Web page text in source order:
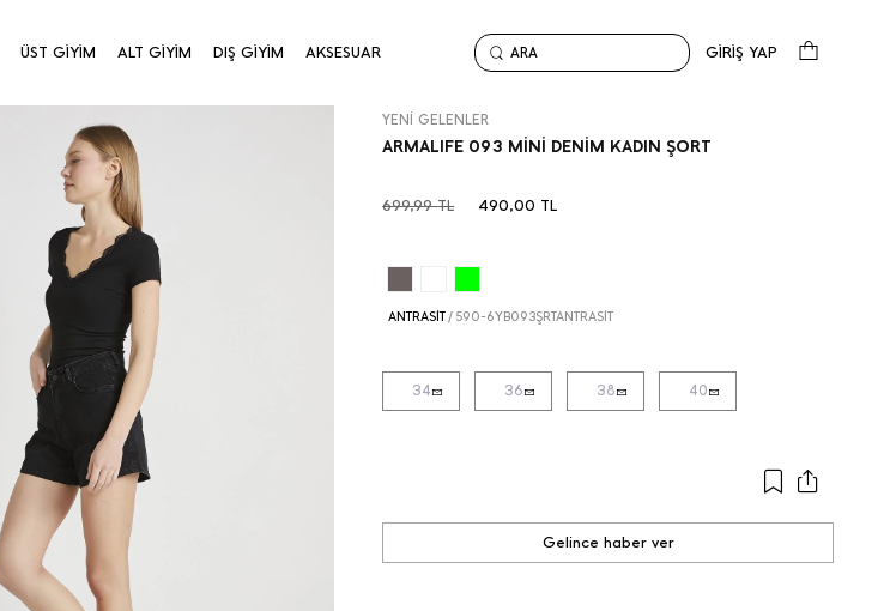
ÜST GİYİM ALT GİYİM DIŞ GİYİM AKSESUAR ARA GİRİŞ YAP
YENİ GELENLER
ARMALIFE 093 MİNİ DENİM KADIN ŞORT
699,99TL 490,00 TL
34 36 38 40
ANTRASİT/ 590-6YB093ŞRTANTRASİT
Gelince haber ver